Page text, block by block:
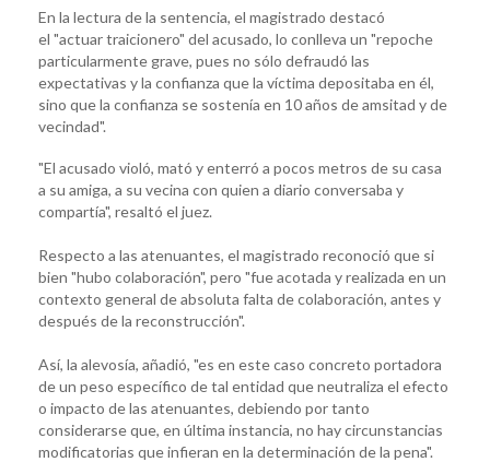
En la lectura de la sentencia, el magistrado destacó
el "actuar traicionero" del acusado, lo conlleva un "repoche
particularmente grave, pues no sólo defraudó las
expectativas y la confianza que la víctima depositaba en él,
sino que la confianza se sostenía en 10 años de amsitad y de
vecindad".
"El acusado violó, mató y enterró a pocos metros de su casa
a su amiga, a su vecina con quien a diario conversaba y
compartía", resaltó el juez.
Respecto a las atenuantes, el magistrado reconoció que si
bien "hubo colaboración", pero "fue acotada y realizada en un
contexto general de absoluta falta de colaboración, antes y
después de la reconstrucción".
Así, la alevosía, añadió, "es en este caso concreto portadora
de un peso específico de tal entidad que neutraliza el efecto
o impacto de las atenuantes, debiendo por tanto
considerarse que, en última instancia, no hay circunstancias
modificatorias que infieran en la determinación de la pena".